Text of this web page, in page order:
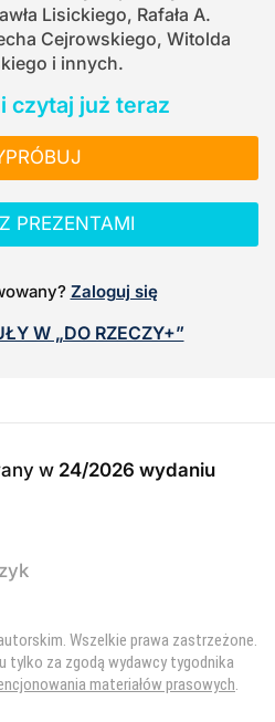
Lisickiego, Rafała A.
Cejrowskiego, Witolda
i innych.
czytaj już teraz
PREZENTAMI
Zaloguj się
W „DO RZECZY+”
w 24/2026 wydaniu
Wszelkie prawa zastrzeżone.
tylko za zgodą wydawcy tygodnika
materiałów prasowych